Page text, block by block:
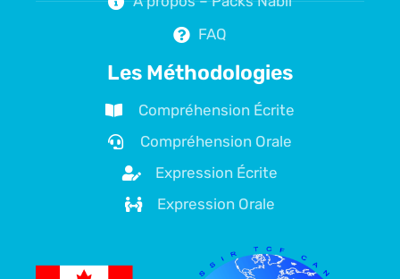
FAQ
Les Méthodologies
Compréhension Écrite
Compréhension Orale
Expression Écrite
Expression Orale